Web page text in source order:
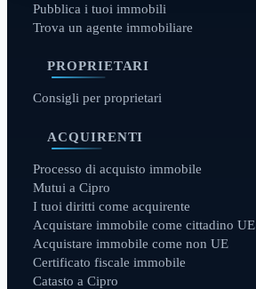
Pubblica i tuoi immobili
Trova un agente immobiliare
PROPRIETARI
Consigli per proprietari
ACQUIRENTI
Processo di acquisto immobile
Mutui a Cipro
I tuoi diritti come acquirente
Acquistare immobile come cittadino UE
Acquistare immobile come non UE
Certificato fiscale immobile
Catasto a Cipro